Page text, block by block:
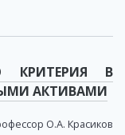
КРИТЕРИЯ В
АКТИВАМИ
О.А. Красиков